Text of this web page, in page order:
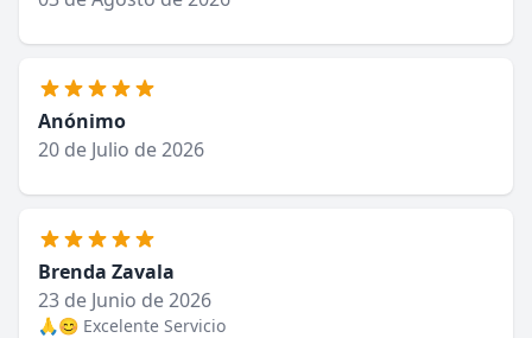
Anónimo
20 de Julio de 2026
Brenda Zavala
23 de Junio de 2026
🙏😊 Excelente Servicio